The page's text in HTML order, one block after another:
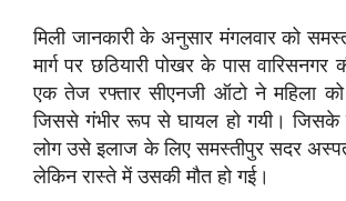
मिली जानकारी के अनुसार मंगलवार को
मार्ग पर छठियारी पोखर के पास
एक तेज रफ्तार सीएनजी ऑटो ने महिला
जिससे गंभीर रूप से घायल हो गयी। जिसके
लोग उसे इलाज के लिए समस्तीपुर सदर
लेकिन रास्ते में उसकी मौत हो गई।